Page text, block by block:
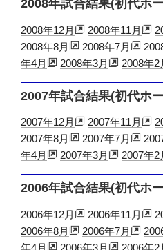
2008年試合結果(初代ホ
2008年12月 2008年11月
2008年8月
2008年7月
年4月
2008年3月 2008年2
2007年試合結果(初代ホ
2007年12月 2007年11月
2007年8月
2007年7月
年4月
2007年3月 2007年2
2006年試合結果(初代ホ
2006年12月 2006年11月
2006年8月
2006年7月
年4月
2006年3月 2006年2